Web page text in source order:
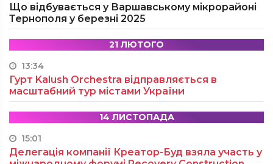
Що відбувається у Варшавському мікрорайоні
Тернополя у березні 2025
21 ЛЮТОГО
13:34
Гурт Kalush Orchestra відправляється в
масштабний тур містами України
14 ЛИСТОПАДА
15:01
Делегація компанії Креатор-Буд взяла участь у